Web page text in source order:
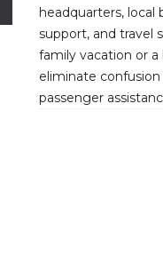
headquarters, local
support, and travel
family vacation or
eliminate
passenger